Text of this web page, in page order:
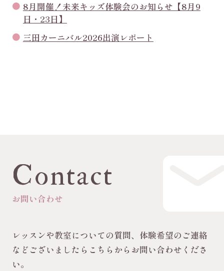
8月開催！未来キッズ体験会のお知らせ【8月9
日・23日】
三田カーニバル2026出演レポート
Contact
お問い合わせ
レッスンや教室についての質問、体験希望のご連絡
などございましたらこちらからお問い合わせくださ
い。